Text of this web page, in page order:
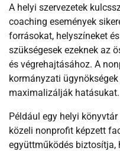
A helyi szervezetek
coaching események
forrásokat, helyszíneket
szükségesek ezeknek az
és végrehajtásához. A
kormányzati
maximalizálják hatásukat.
Például egy helyi
közeli nonprofit képzett
együttműködés biztosítja,